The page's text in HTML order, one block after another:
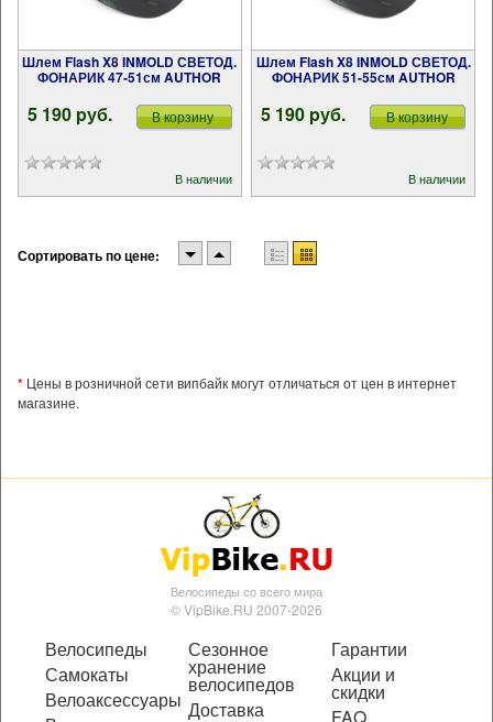
Шлем Flash X8 INMOLD СВЕТОД.
ФОНАРИК 47-51см AUTHOR
5 190 pуб. В корзину
В наличии
Шлем Flash X8 INMOLD СВЕТОД.
ФОНАРИК 51-55см AUTHOR
5 190 pуб. В корзину
В наличии
Сортировать по цене:
* Цены в розничной сети випбайк могут отличаться от цен в интернет
магазине.
Велосипеды со всего мира
© VipBike.RU 2007-2026
Велосипеды
Самокаты
Велоаксессуары
Сезонное
хранение
велосипедов
Доставка
Гарантии
Акции и
скидки